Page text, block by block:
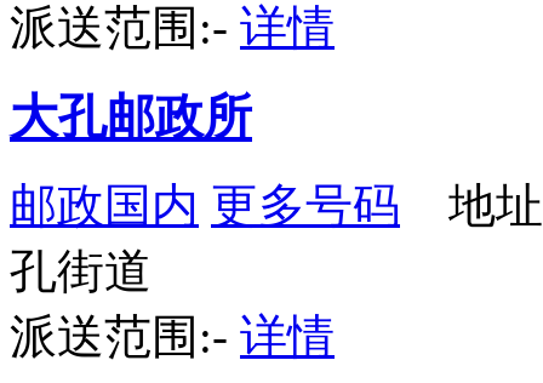
派送范围:- 详情
大孔邮政所
邮政国内 更多号码 地址
孔街道
派送范围:- 详情